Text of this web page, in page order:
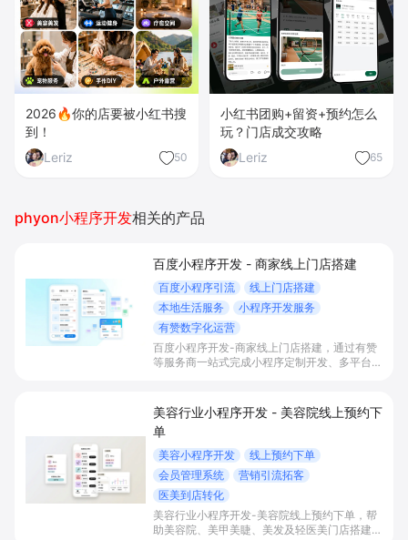
2026🔥你的店要被小红书搜
到！
Leriz
50
小红书团购+留资+预约怎么
玩？门店成交攻略
Leriz
65
phyon小程序开发相关的产品
百度小程序开发 - 商家线上门店搭建
百度小程序引流
线上门店搭建
本地生活服务
小程序开发服务
有赞数字化运营
百度小程序开发-商家线上门店搭建，通过有赞
等服务商一站式完成小程序定制开发、多平台联
提升到店与下单转化。
美容行业小程序开发 - 美容院线上预约下
单
美容小程序开发
线上预约下单
会员管理系统
营销引流拓客
医美到店转化
美容行业小程序开发-美容院线上预约下单，帮
助美容院、美甲美睫、美发及轻医美门店搭建线